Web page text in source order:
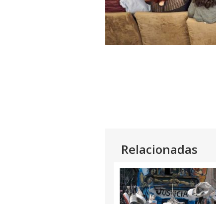
Relacionadas